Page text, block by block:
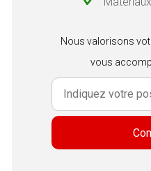
Nous valorisons
vous